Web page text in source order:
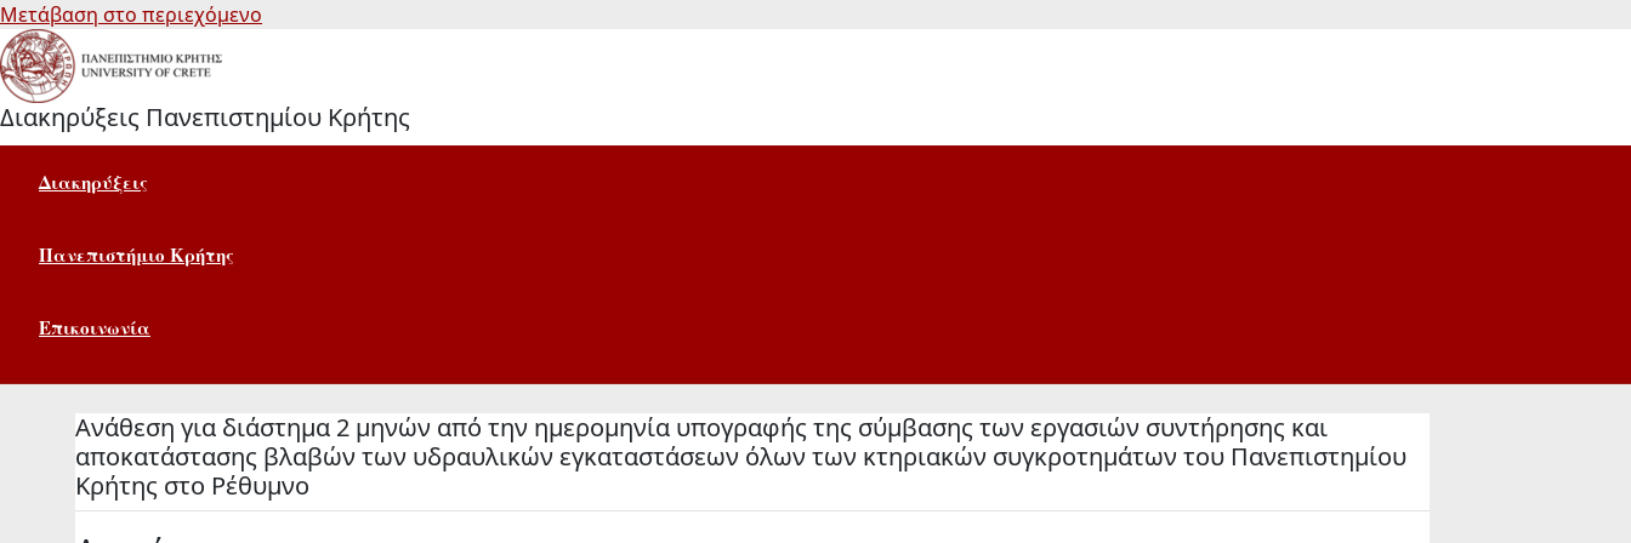
Μετάβαση στο περιεχόμενο
Διακηρύξεις Πανεπιστημίου Κρήτης
Διακηρύξεις
Πανεπιστήμιο Κρήτης
Επικοινωνία
Ανάθεση για διάστημα 2 μηνών από την ημερομηνία υπογραφής της σύμβασης των εργασιών συντήρησης και
αποκατάστασης βλαβών των υδραυλικών εγκαταστάσεων όλων των κτηριακών συγκροτημάτων του Πανεπιστημίου
Κρήτης στο Ρέθυμνο